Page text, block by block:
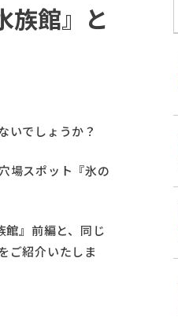
族館』と
いでしょうか？
場スポット『氷の
』前編と、同じ
ご紹介いたしま